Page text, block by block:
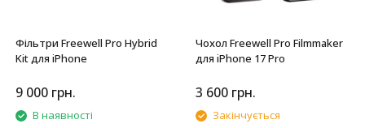
Фільтри Freewell Pro Hybrid
Kit для iPhone
9 000 грн.
В наявності
Чохол Freewell Pro Filmmaker
для iPhone 17 Pro
3 600 грн.
Закінчується